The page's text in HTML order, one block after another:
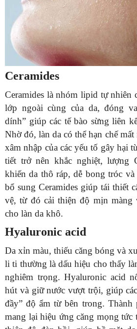
Ceramides
Ceramides là nhóm lipid tự nhiên
lớp ngoài cùng của da, đóng
dính” giúp các tế bào sừng liên
Nhờ đó, làn da có thể hạn chế
xâm nhập của các yếu tố gây hại
tiết trở nên khắc nghiệt, lượng
khiến da thô ráp, dễ bong tróc
bổ sung Ceramides giúp tái thiết
vệ, từ đó cải thiện độ mịn màng
cho làn da khô.
Hyaluronic acid
Da xỉn màu, thiếu căng bóng và
li ti thường là dấu hiệu cho thấy
nghiêm trọng. Hyaluronic acid
hút và giữ nước vượt trội, giúp
đầy” độ ẩm từ bên trong.
mang lại hiệu ứng căng mọng tức